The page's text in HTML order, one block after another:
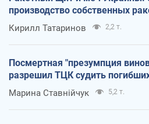
производство собственных
Кирилл Татаринов 2,2 т.
Посмертная "презумпция
разрешил ТЦК судить
Марина Ставнійчук 5,2 т.